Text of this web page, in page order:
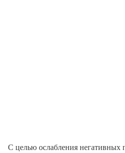
С целью ослабления негативных